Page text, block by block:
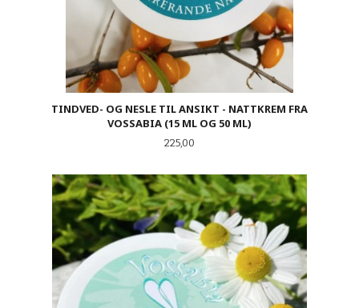
TINDVED- OG NESLE TIL ANSIKT - NATTKREM FRA
VOSSABIA (15 ML OG 50 ML)
Pris
225,00